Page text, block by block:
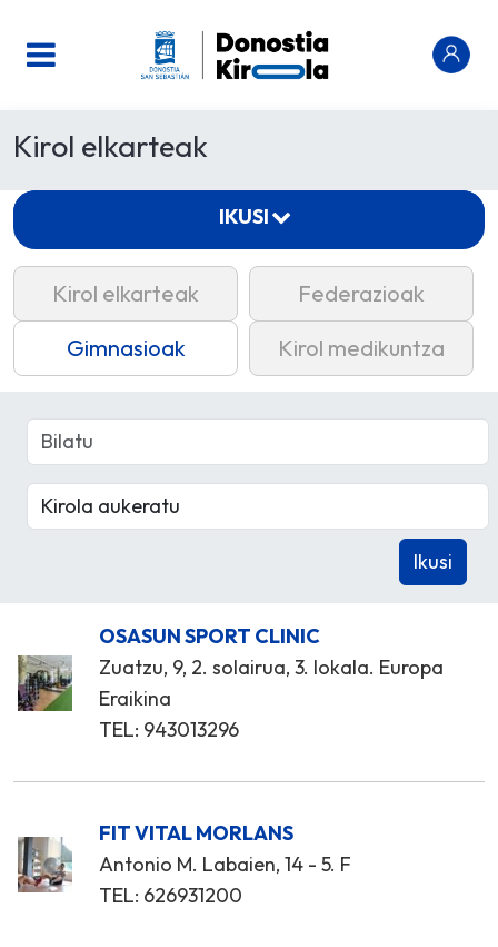
Kirol elkarteak
Kirol elkarteak
Federazioak
Gimnasioak
Kirol medikuntza
OSASUN SPORT CLINIC
Zuatzu, 9, 2. solairua, 3. lokala. Europa
Eraikina
TEL: 943013296
FIT VITAL MORLANS
Antonio M. Labaien, 14 - 5. F
TEL: 626931200
IKUSI